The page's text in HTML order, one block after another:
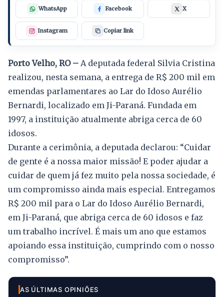
WhatsApp Facebook X
Instagram Copiar link
Porto Velho, RO – A deputada federal Silvia Cristina
realizou, nesta semana, a entrega de R$ 200 mil em
emendas parlamentares ao Lar do Idoso Aurélio
Bernardi, localizado em Ji-Paraná. Fundada em
1997, a instituição atualmente abriga cerca de 60
idosos.
Durante a cerimônia, a deputada declarou: “Cuidar
de gente é a nossa maior missão! E poder ajudar a
cuidar de quem já fez muito pela nossa sociedade, é
um compromisso ainda mais especial. Entregamos
R$ 200 mil para o Lar do Idoso Aurélio Bernardi,
em Ji-Paraná, que abriga cerca de 60 idosos e faz
um trabalho incrível. É mais um ano que estamos
apoiando essa instituição, cumprindo com o nosso
compromisso”.
AS ÚLTIMAS OPINIÕES